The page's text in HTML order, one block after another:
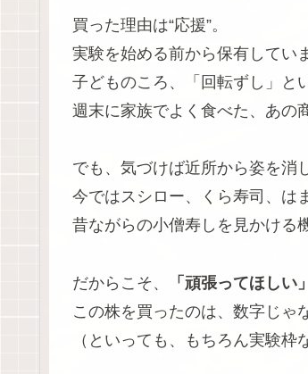
買った理由は“応援”。
実験を始める前から保有してい
子どものころ、「回転ずし」と
週末に家族でよく食べた、あの
でも、気づけば近所から姿を消
今ではスシロー、くら寿司、は
昔ながらの小僧寿しを見かける
だからこそ、 「頑張ってほしい」
この株を買ったのは、数字じゃ
（といっても、もちろん実験枠